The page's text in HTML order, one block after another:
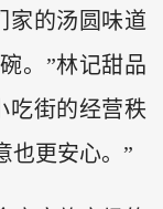
家的汤圆味道
。”林记甜品
吃街的经营秩
也更安心。”